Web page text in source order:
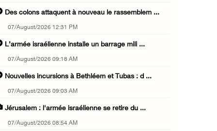
Des colons attaquent à nouveau le rassemblem ...
07/August/2026 12:31 PM
L’armée israélienne installe un barrage mili ...
07/August/2026 09:18 AM
Nouvelles incursions à Bethléem et Tubas : d ...
07/August/2026 09:03 AM
Jérusalem : l'armée israélienne se retire du ...
07/August/2026 08:54 AM